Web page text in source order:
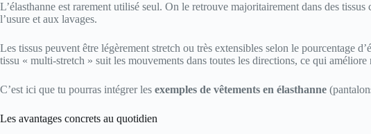
L’élasthanne est rarement utilisé seul. On le retrouve majoritairement dans des
l’usure et aux lavages.
Les tissus peuvent être légèrement stretch ou très extensibles selon le pourcentage
tissu « multi-stretch » suit les mouvements dans toutes les directions, ce qui améliore
C’est ici que tu pourras intégrer les exemples de vêtements en élasthanne
Les avantages concrets au quotidien